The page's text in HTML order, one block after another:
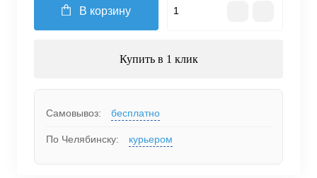
В корзину
Купить в 1 клик
Самовывоз: бесплатно
По Челябинску: курьером